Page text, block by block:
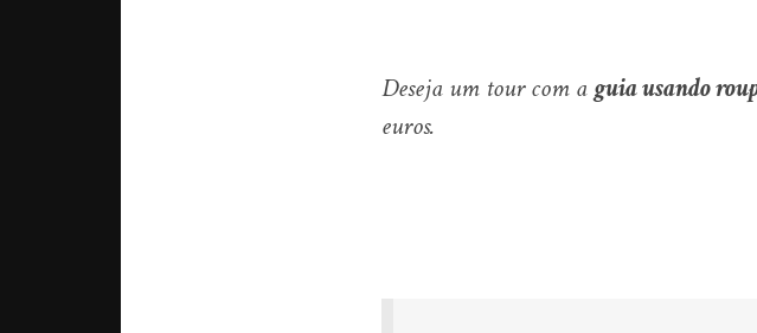
Deseja um tour com aguia usando
euros.